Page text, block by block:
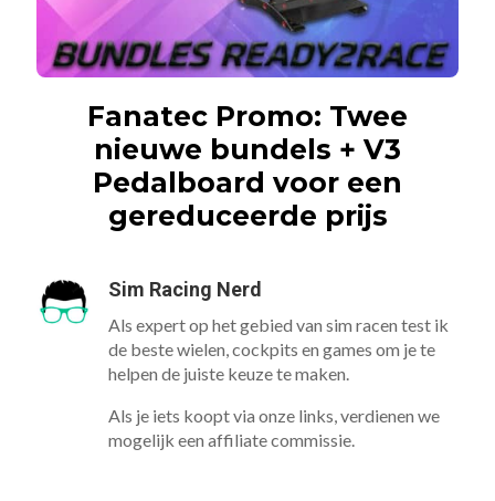
Fanatec Promo: Twee
nieuwe bundels + V3
Pedalboard voor een
gereduceerde prijs
Sim Racing Nerd
Als expert op het gebied van sim racen test ik
de beste wielen, cockpits en games om je te
helpen de juiste keuze te maken.
Als je iets koopt via onze links, verdienen we
mogelijk een affiliate commissie.